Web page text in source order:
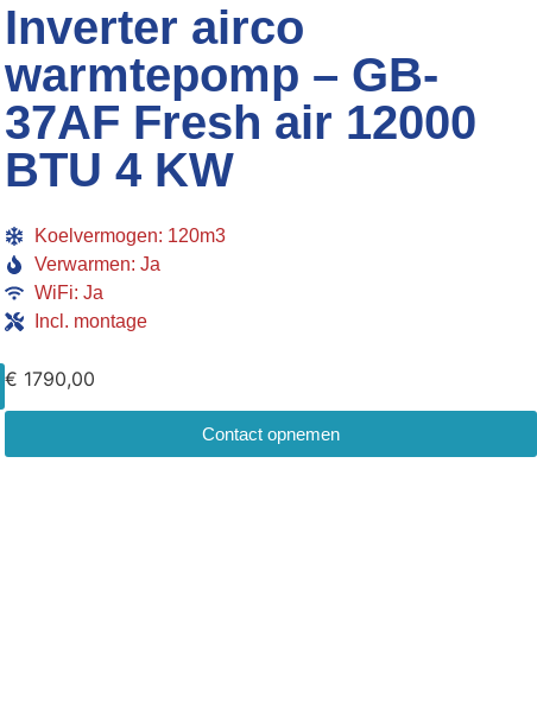
Inverter airco
warmtepomp – GB-
37AF Fresh air 12000
BTU 4 KW
Koelvermogen: 120m3
Verwarmen: Ja
WiFi: Ja
Incl. montage
€ 1790,00
Contact opnemen